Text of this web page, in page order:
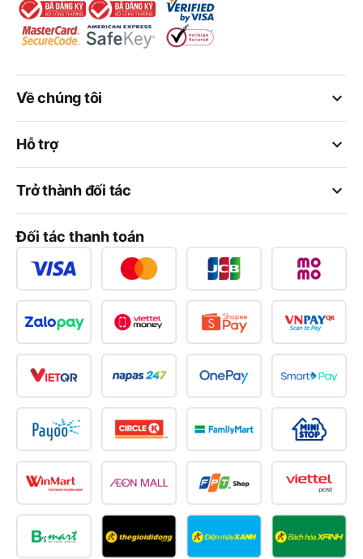
keyboard_arrow_down
Về chúng tôi
keyboard_arrow_down
Hỗ trợ
keyboard_arrow_down
Trở thành đối tác
Đối tác thanh toán